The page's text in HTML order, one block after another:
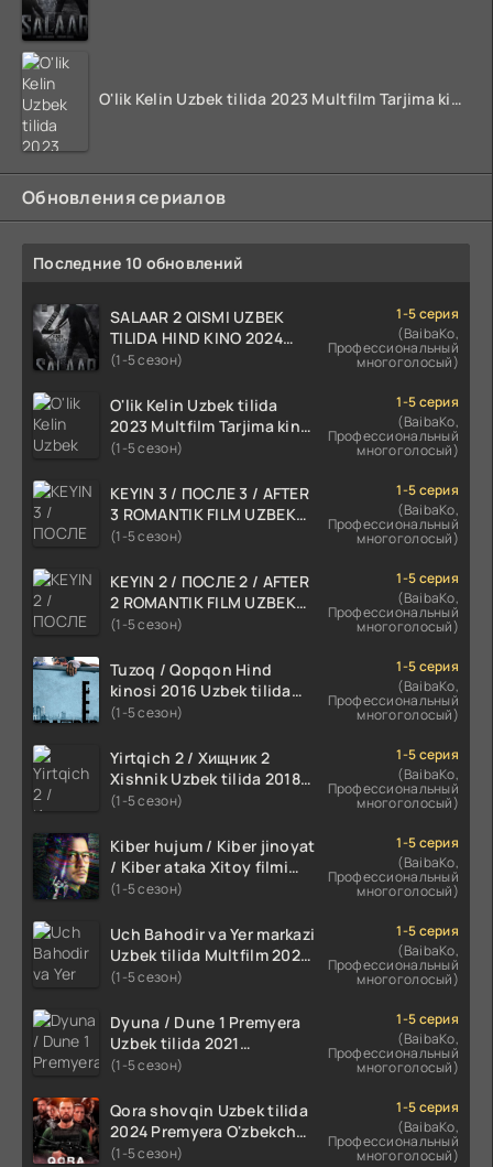
O'lik Kelin Uzbek tilida 2023 Multfilm Tarjima kino skachat
Обновления сериалов
Последние 10 обновлений
SALAAR 2 QISMI UZBEK
TILIDA HIND KINO 2024
TARJIMA 720p HD Skachat
(1-5 сезон)
1-5 серия
(BaibaKo,
Профессиональный
многоголосый)
O'lik Kelin Uzbek tilida
2023 Multfilm Tarjima kino
skachat
(1-5 сезон)
1-5 серия
(BaibaKo,
Профессиональный
многоголосый)
KEYIN 3 / ПОСЛЕ 3 / AFTER
3 ROMANTIK FILM UZBEK
TILIDA 2021 TARJIMA FILM
(1-5 сезон)
1-5 серия
(BaibaKo,
Профессиональный
многоголосый)
KEYIN 2 / ПОСЛЕ 2 / AFTER
2 ROMANTIK FILM UZBEK
TILIDA 2020 TARJIMA FILM
(1-5 сезон)
1-5 серия
(BaibaKo,
Профессиональный
многоголосый)
Tuzoq / Qopqon Hind
kinosi 2016 Uzbek tilida
tarjima film HD
(1-5 сезон)
1-5 серия
(BaibaKo,
Профессиональный
многоголосый)
Yirtqich 2 / Хищник 2
Xishnik Uzbek tilida 2018-
2024 O'zbekcha tarjima
(1-5 сезон)
1-5 серия
(BaibaKo,
Профессиональный
многоголосый)
Kiber hujum / Kiber jinoyat
/ Kiber ataka Xitoy filmi
Uzbek tilida O'zbekcha
HD skachat
(1-5 сезон)
1-5 серия
(BaibaKo,
Профессиональный
многоголосый)
Uch Bahodir va Yer markazi
Uzbek tilida Multfilm 2025
tarjima HD skachat
(1-5 сезон)
1-5 серия
(BaibaKo,
Профессиональный
многоголосый)
Dyuna / Dune 1 Premyera
Uzbek tilida 2021
O'zbekcha tarjima kino HD
(1-5 сезон)
1-5 серия
(BaibaKo,
Профессиональный
многоголосый)
Qora shovqin Uzbek tilida
2024 Premyera O'zbekcha
tarjima kino HD skachat
(1-5 сезон)
1-5 серия
(BaibaKo,
Профессиональный
многоголосый)